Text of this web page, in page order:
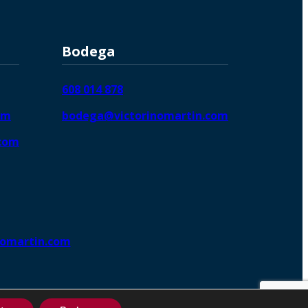
Bodega
608 014 878
bodega@victorinomartin.com
DigitalGrowthⓇ